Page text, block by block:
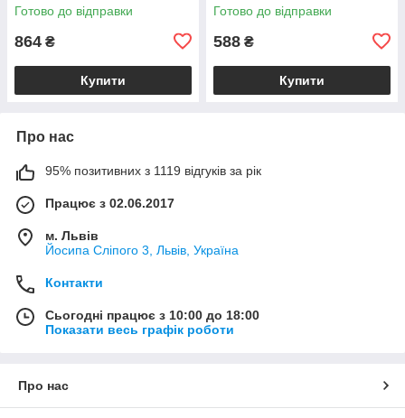
Готово до відправки
864 ₴
Купити
Готово до відправки
588 ₴
Купити
Про нас
95% позитивних з 1119 відгуків за рік
Працює з 02.06.2017
м. Львів
Йосипа Сліпого 3, Львів, Україна
Контакти
Сьогодні працює з 10:00 до 18:00
Показати весь графік роботи
Про нас